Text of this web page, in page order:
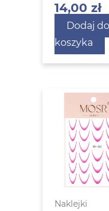
14,00zł
Dodaj do
koszyka
Naklejki